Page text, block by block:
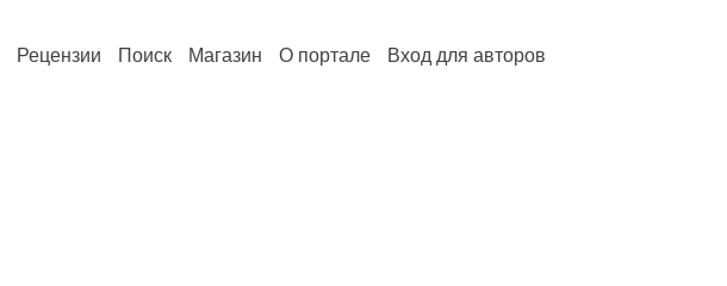
Рецензии Поиск Магазин О портале Вход для авторов